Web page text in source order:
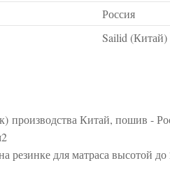
Россия
Sailid (Китай)
производства Китай, пошив -
резинке для матраса высотой до